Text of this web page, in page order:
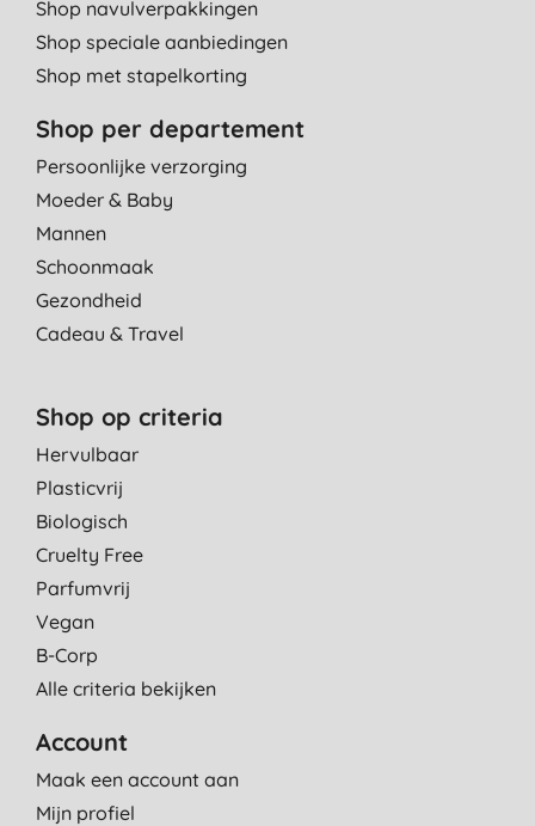
Shop navulverpakkingen
Shop speciale aanbiedingen
Shop met stapelkorting
Shop per departement
Persoonlijke verzorging
Moeder & Baby
Mannen
Schoonmaak
Gezondheid
Cadeau & Travel
Shop op criteria
Hervulbaar
Plasticvrij
Biologisch
Cruelty Free
Parfumvrij
Vegan
B-Corp
Alle criteria bekijken
Account
Maak een account aan
Mijn profiel